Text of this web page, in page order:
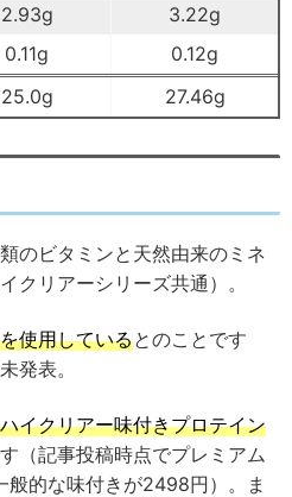
2.93g
3.22g
0.11g
0.12g
25.0g 27.46g
のビタミンと天然由来のミネ
クリアーシリーズ共通）。
使用しているとのことです
発表。
イクリアー味付きプロテイン
（記事投稿時点でプレミアム
的な味付きが2498円）。ま